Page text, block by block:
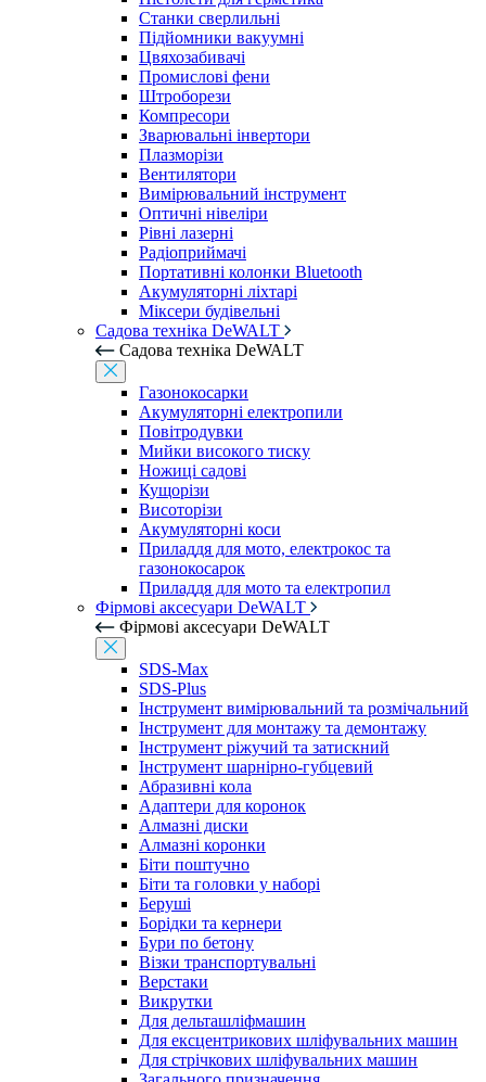
Станки сверлильні
Підйомники вакуумні
Цвяхозабивачі
Промислові фени
Штроборези
Компресори
Зварювальні інвертори
Плазморізи
Вентилятори
Вимірювальний інструмент
Оптичні нівеліри
Рівні лазерні
Радіоприймачі
Портативні колонки Bluetooth
Акумуляторні ліхтарі
Міксери будівельні
Садова техніка DeWALT
Садова техніка DeWALT
Газонокосарки
Акумуляторні електропили
Повітродувки
Мийки високого тиску
Ножиці садові
Кущорізи
Висоторізи
Акумуляторні коси
Приладдя для мото, електрокос та
газонокосарок
Приладдя для мото та електропил
Фірмові аксесуари DeWALT
Фірмові аксесуари DeWALT
SDS-Max
SDS-Plus
Інструмент вимірювальний та розмічальний
Інструмент для монтажу та демонтажу
Інструмент ріжучий та затискний
Інструмент шарнірно-губцевий
Абразивні кола
Адаптери для коронок
Алмазні диски
Алмазні коронки
Біти поштучно
Біти та головки у наборі
Беруші
Борідки та кернери
Бури по бетону
Візки транспортувальні
Верстаки
Викрутки
Для дельташліфмашин
Для ексцентрикових шліфувальних машин
Для стрічкових шліфувальних машин